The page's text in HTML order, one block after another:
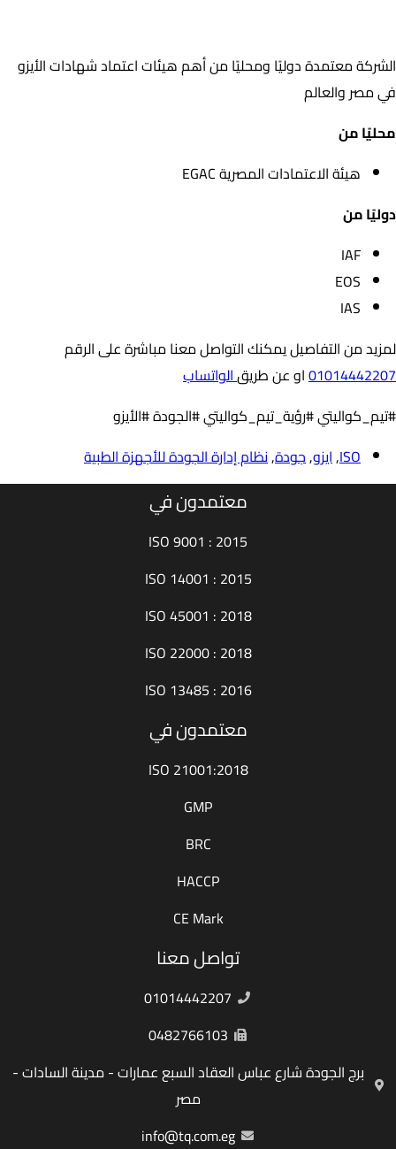
الشركة معتمدة دوليًا ومحليًا من أهم هيئات اعتماد شهادات الأيزو
في مصر والعالم
محليًا من
هيئة الاعتمادات المصرية EGAC
دوليًا من
IAF
EOS
IAS
لمزيد من التفاصيل يمكنك التواصل معنا مباشرة على الرقم
01014442207او عن طريقالواتساب
#تيم_كواليتي #رؤية_تيم_كواليتي #الجودة #الأيزو
ISO
,ايزو,جودة,نظام إدارة الجودة للأجهزة الطبية
معتمدون في
ISO 9001 : 2015
ISO 14001 : 2015
ISO 45001 : 2018
ISO 22000 : 2018
ISO 13485 : 2016
معتمدون في
ISO 21001:2018
GMP
BRC
HACCP
CE Mark
تواصل معنا
01014442207
0482766103
برج الجودة شارع عباس العقاد السبع عمارات - مدينة السادات -
مصر
info@tq.com.eg